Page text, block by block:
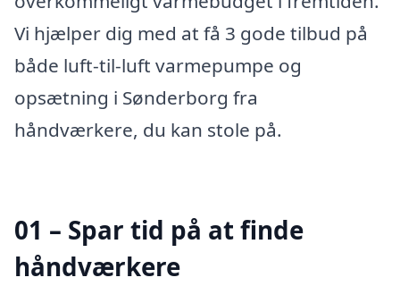
Vi hjælper dig med at få 3 gode tilbud på
både luft-til-luft varmepumpe og
opsætning i Sønderborg fra
håndværkere, du kan stole på.
01 – Spar tid på at finde
håndværkere